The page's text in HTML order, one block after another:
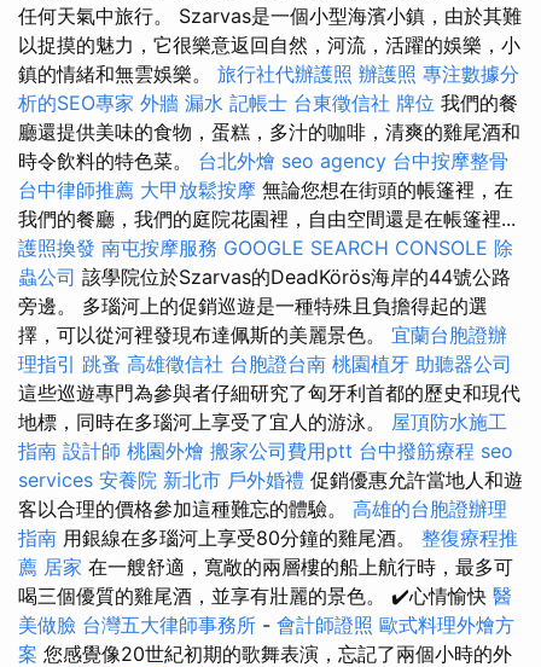
任何天氣中旅行。 Szarvas是一個小型海濱小鎮，由於其難
以捉摸的魅力，它很樂意返回自然，河流，活躍的娛樂，小
鎮的情緒和無雲娛樂。 旅行社代辦護照 辦護照 專注數據分
析的SEO專家 外牆 漏水 記帳士 台東徵信社 牌位 我們的餐
廳還提供美味的食物，蛋糕，多汁的咖啡，清爽的雞尾酒和
時令飲料的特色菜。 台北外燴 seo agency 台中按摩整骨
台中律師推薦 大甲放鬆按摩 無論您想在街頭的帳篷裡，在
我們的餐廳，我們的庭院花園裡，自由空間還是在帳篷裡...
護照換發 南屯按摩服務 GOOGLE SEARCH CONSOLE 除
蟲公司 該學院位於Szarvas的DeadKörös海岸的44號公路
旁邊。 多瑙河上的促銷巡遊是一種特殊且負擔得起的選
擇，可以從河裡發現布達佩斯的美麗景色。 宜蘭台胞證辦
理指引 跳蚤 高雄徵信社 台胞證台南 桃園植牙 助聽器公司
這些巡遊專門為參與者仔細研究了匈牙利首都的歷史和現代
地標，同時在多瑙河上享受了宜人的游泳。 屋頂防水施工
指南 設計師 桃園外燴 搬家公司費用ptt 台中撥筋療程 seo
services 安養院 新北市 戶外婚禮 促銷優惠允許當地人和遊
客以合理的價格參加這種難忘的體驗。 高雄的台胞證辦理
指南 用銀線在多瑙河上享受80分鐘的雞​​尾酒。 整復療程推
薦 居家 在一艘舒適，寬敞的兩層樓的船上航行時，最多可
喝三個優質的雞尾酒，並享有壯麗的景色。 ✔️心情愉快 醫
美做臉 台灣五大律師事務所 - 會計師證照 歐式料理外燴方
案 您感覺像20世紀初期的歌舞表演，忘記了兩個小時的外